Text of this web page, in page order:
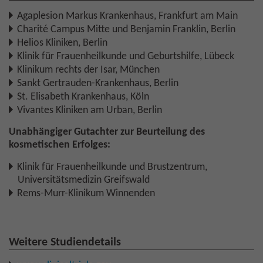
Agaplesion Markus Krankenhaus, Frankfurt am Main
Charité Campus Mitte und Benjamin Franklin, Berlin
Helios Kliniken, Berlin
Klinik für Frauenheilkunde und Geburtshilfe, Lübeck
Klinikum rechts der Isar, München
Sankt Gertrauden-Krankenhaus, Berlin
St. Elisabeth Krankenhaus, Köln
Vivantes Kliniken am Urban, Berlin
Unabhängiger Gutachter zur Beurteilung des
kosmetischen Erfolges:
Klinik für Frauenheilkunde und Brustzentrum,
Universitätsmedizin Greifswald
Rems-Murr-Klinikum Winnenden
Weitere Studiendetails